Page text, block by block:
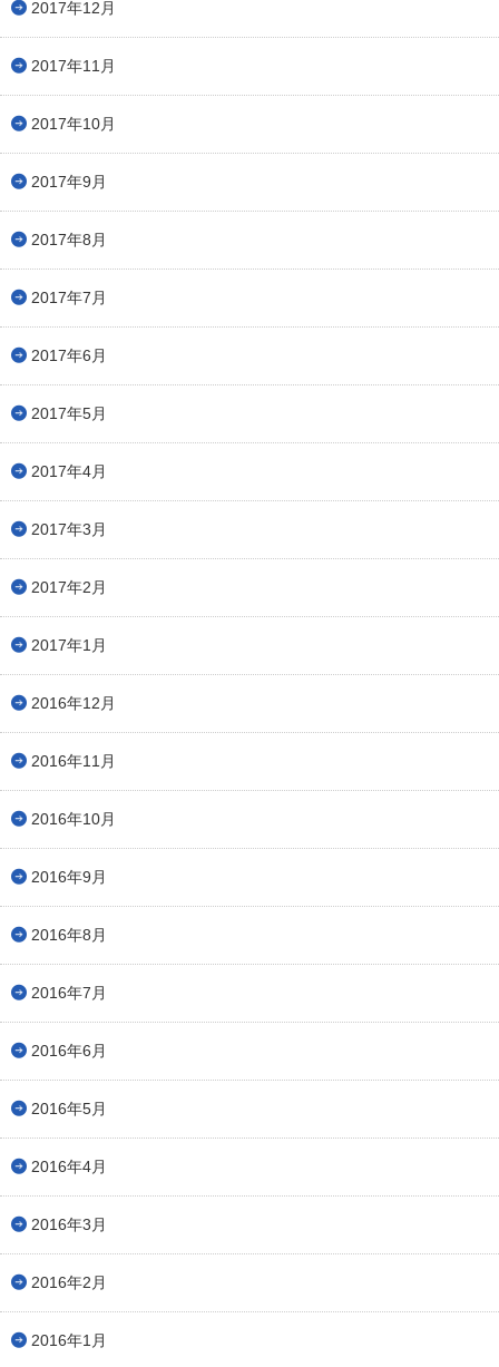
2017年12月
2017年11月
2017年10月
2017年9月
2017年8月
2017年7月
2017年6月
2017年5月
2017年4月
2017年3月
2017年2月
2017年1月
2016年12月
2016年11月
2016年10月
2016年9月
2016年8月
2016年7月
2016年6月
2016年5月
2016年4月
2016年3月
2016年2月
2016年1月